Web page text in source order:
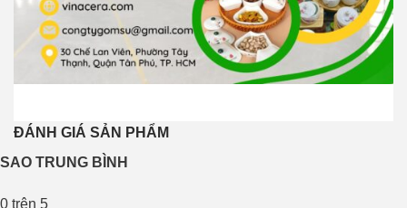
ĐÁNH GIÁ SẢN PHẨM
SAO TRUNG BÌNH
0 trên 5